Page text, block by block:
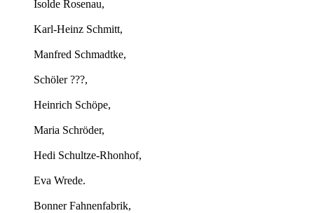
Isolde Rosenau,
Karl-Heinz Schmitt,
Manfred Schmadtke,
Schöler ???,
Heinrich Schöpe,
Maria Schröder,
Hedi Schultze-Rhonhof,
Eva Wrede.
Bonner Fahnenfabrik,